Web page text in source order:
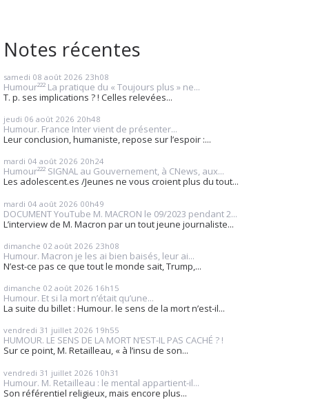
Notes récentes
samedi 08 août 2026 23h08
Humour²²² La pratique du « Toujours plus » ne...
T. p. ses implications ? ! Celles relevées...
jeudi 06 août 2026 20h48
Humour. France Inter vient de présenter...
Leur conclusion, humaniste, repose sur l’espoir :...
mardi 04 août 2026 20h24
Humour²²² SIGNAL au Gouvernement, à CNews, aux...
Les adolescent.es /Jeunes ne vous croient plus du tout...
mardi 04 août 2026 00h49
DOCUMENT YouTube M. MACRON le 09/2023 pendant 2...
L’interview de M. Macron par un tout jeune journaliste...
dimanche 02 août 2026 23h08
Humour. Macron je les ai bien baisés, leur ai...
N’est-ce pas ce que tout le monde sait, Trump,...
dimanche 02 août 2026 16h15
Humour. Et si la mort n’était qu’une...
La suite du billet : Humour. le sens de la mort n’est-il...
vendredi 31 juillet 2026 19h55
HUMOUR. LE SENS DE LA MORT N’EST-IL PAS CACHÉ ? !
Sur ce point, M. Retailleau, « à l’insu de son...
vendredi 31 juillet 2026 10h31
Humour. M. Retailleau : le mental appartient-il...
Son référentiel religieux, mais encore plus...